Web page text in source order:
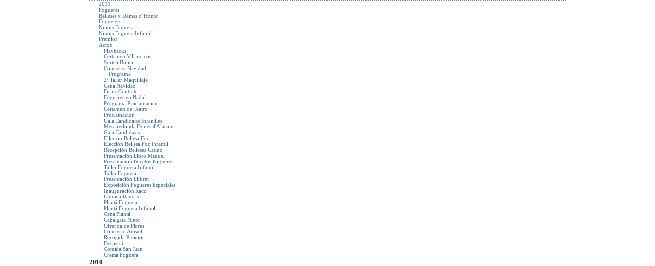
2011
Fogueres
Belleses y Dames d´Honor
Foguerers
Ninots Foguera
Ninots Foguera Infantil
Premios
Actos
Playbacks
Certamen Villancicos
Sorteo Bolita
Concierto Navidad
Programa
2º Taller Maquillaje
Cena Navidad
Firma Contrato
Fogueres en Nadal
Programa Proclamación
Certamen de Teatro
Proclamación
Gala Candidatas Infantiles
Mesa redonda Dones d'Alacant
Gala Candidatas
Elleción Bellesa Foc
Elección Bellesa Foc Infantil
Recepción Belleses Casino
Presentación Libro Manuel
Presentación Bocetos Fogueres
Taller Foguera Infantil
Taller Foguera
Presentación Llibret
Exposición Fogueres Especiales
Inauguración Racó
Entrada Bandas
Plantá Foguera
Plantá Foguera Infantil
Cena Plantá
Cabalgata Ninot
Ofrenda de Flores
Concierto Amstel
Recogida Premios
Despertá
Comida San Juan
Cremá Foguera
2010